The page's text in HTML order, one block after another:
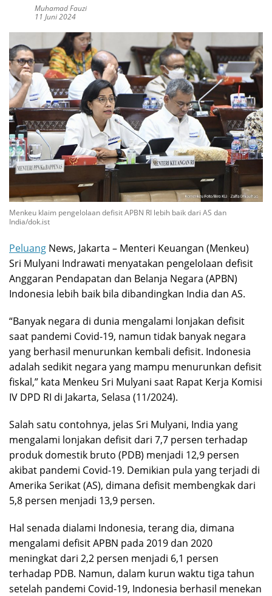
Muhamad Fauzi
11 Juni 2024
Menkeu klaim pengelolaan defisit APBN RI lebih baik dari AS dan
India/dok.ist
Peluang News, Jakarta – Menteri Keuangan (Menkeu)
Sri Mulyani Indrawati menyatakan pengelolaan defisit
Anggaran Pendapatan dan Belanja Negara (APBN)
Indonesia lebih baik bila dibandingkan India dan AS.
“Banyak negara di dunia mengalami lonjakan defisit
saat pandemi Covid-19, namun tidak banyak negara
yang berhasil menurunkan kembali defisit. Indonesia
adalah sedikit negara yang mampu menurunkan defisit
fiskal,” kata Menkeu Sri Mulyani saat Rapat Kerja Komisi
IV DPD RI di Jakarta, Selasa (11/2024).
Salah satu contohnya, jelas Sri Mulyani, India yang
mengalami lonjakan defisit dari 7,7 persen terhadap
produk domestik bruto (PDB) menjadi 12,9 persen
akibat pandemi Covid-19. Demikian pula yang terjadi di
Amerika Serikat (AS), dimana defisit membengkak dari
5,8 persen menjadi 13,9 persen.
Hal senada dialami Indonesia, terang dia, dimana
mengalami defisit APBN pada 2019 dan 2020
meningkat dari 2,2 persen menjadi 6,1 persen
terhadap PDB. Namun, dalam kurun waktu tiga tahun
setelah pandemi Covid-19, Indonesia berhasil menekan